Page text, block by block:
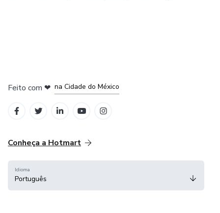
Feito com ❤ na Cidade do México
Conheça a Hotmart
Idioma
Português